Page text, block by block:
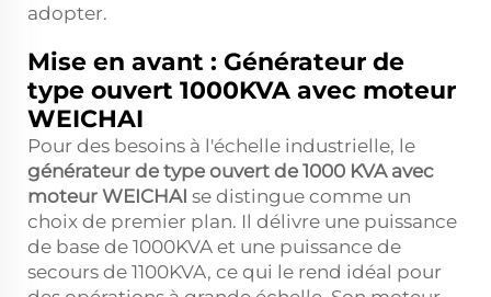
adopter.
Mise en avant : Générateur de
type ouvert 1000KVA avec moteur
WEICHAI
Pour des besoins à l'échelle industrielle, le
générateur de type ouvert de 1000 KVA avec
moteur WEICHAI se distingue comme un
choix de premier plan. Il délivre une puissance
de base de 1000KVA et une puissance de
secours de 1100KVA, ce qui le rend idéal pour